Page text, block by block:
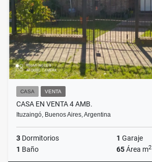
CASA VENTA
CASA EN VENTA 4 AMB.
Ituzaingó, Buenos Aires, Argentina
3 Dormitorios 1 Garaje
1 Baño 65Área m2